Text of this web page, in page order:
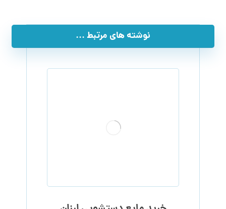
نوشته های مرتبط ...